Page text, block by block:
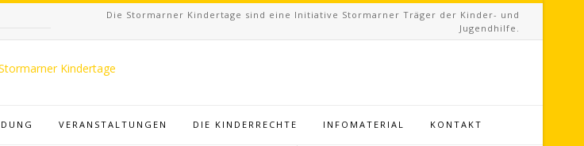
Die Stormarner Kindertage sind eine Initiative Stormarner Träger der Kinder- und
Jugendhilfe.
VERANSTALTUNGEN DIE KINDERRECHTE INFOMATERIAL KONTAKT